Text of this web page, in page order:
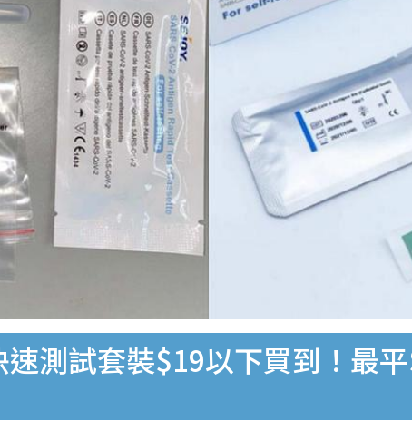
速測試套裝$19以下買到！最